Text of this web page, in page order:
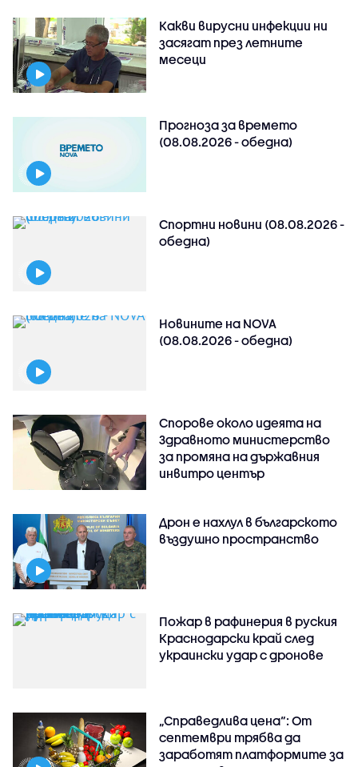
Какви вирусни инфекции ни
засягат през летните
месеци
Прогноза за времето
(08.08.2026 - обедна)
Спортни новини (08.08.2026 -
обедна)
Новините на NOVA
(08.08.2026 - обедна)
Спорове около идеята на
Здравното министерство
за промяна на държавния
инвитро център
Дрон е нахлул в българското
въздушно пространство
Пожар в рафинерия в руския
Краснодарски край след
украински удар с дронове
„Справедлива цена“: От
септември трябва да
заработят платформите за